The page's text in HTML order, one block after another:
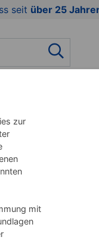
seit über 25
Band
20816
7,5 m
zur
mit